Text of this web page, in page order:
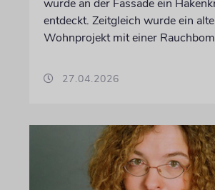
wurde an der Fassade ein
entdeckt. Zeitgleich wurde ein
Wohnprojekt mit einer
27.04.2026